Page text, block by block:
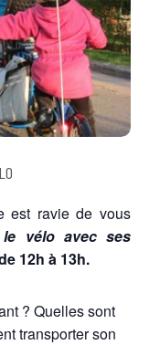
est ravie de vous
vélo avec ses
12h à 13h.
? Quelles sont
transporter son